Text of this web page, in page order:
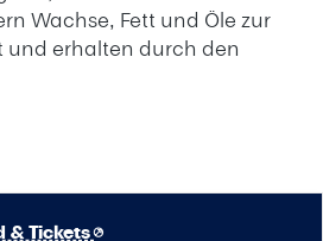
Wachse, Fett und Öle zur
und erhalten durch den
& Tickets